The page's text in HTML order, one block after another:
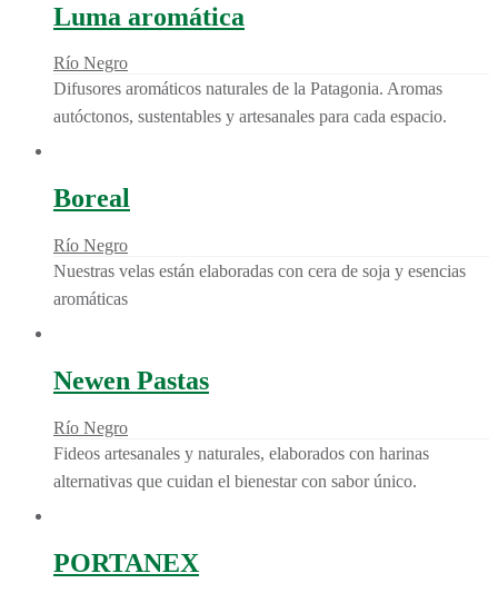
Luma aromática
Río Negro
Difusores aromáticos naturales de la Patagonia. Aromas
autóctonos, sustentables y artesanales para cada espacio.
Boreal
Río Negro
Nuestras velas están elaboradas con cera de soja y esencias
aromáticas
Newen Pastas
Río Negro
Fideos artesanales y naturales, elaborados con harinas
alternativas que cuidan el bienestar con sabor único.
PORTANEX